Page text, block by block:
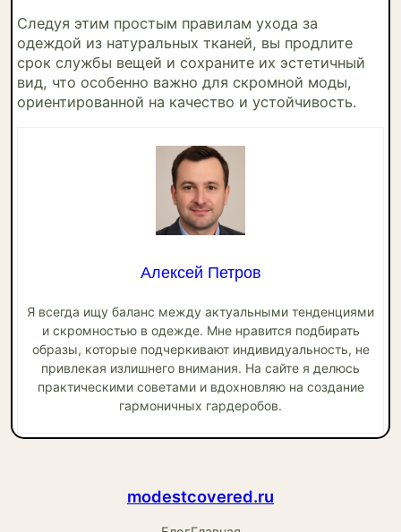
Следуя этим простым правилам ухода за
одеждой из натуральных тканей, вы продлите
срок службы вещей и сохраните их эстетичный
вид, что особенно важно для скромной моды,
ориентированной на качество и устойчивость.
Алексей Петров
Я всегда ищу баланс между актуальными тенденциями
и скромностью в одежде. Мне нравится подбирать
образы, которые подчеркивают индивидуальность, не
привлекая излишнего внимания. На сайте я делюсь
практическими советами и вдохновляю на создание
гармоничных гардеробов.
modestcovered.ru